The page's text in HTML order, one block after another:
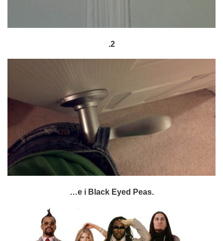
.2
…e i Black Eyed Peas.